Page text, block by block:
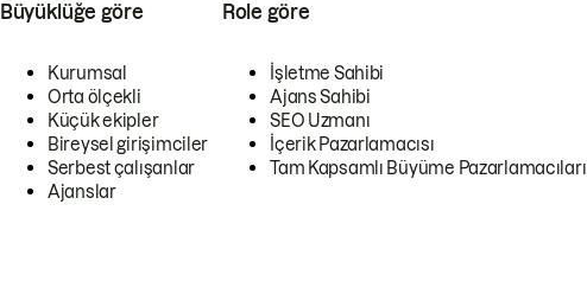
Büyüklüğe göre
Kurumsal
Orta ölçekli
Küçük ekipler
Bireysel girişimciler
Serbest çalışanlar
Ajanslar
Role göre
İşletme Sahibi
Ajans Sahibi
SEO Uzmanı
İçerik Pazarlamacısı
Tam Kapsamlı Büyüme Pazarlamacıları